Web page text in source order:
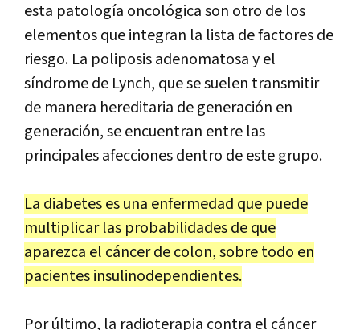
esta patología oncológica son otro de los
elementos que integran la lista de factores de
riesgo. La poliposis adenomatosa y el
síndrome de Lynch, que se suelen transmitir
de manera hereditaria de generación en
generación, se encuentran entre las
principales afecciones dentro de este grupo.
La diabetes es una enfermedad que puede
multiplicar las probabilidades de que
aparezca el cáncer de colon, sobre todo en
pacientes insulinodependientes.
Por último, la radioterapia contra el cáncer